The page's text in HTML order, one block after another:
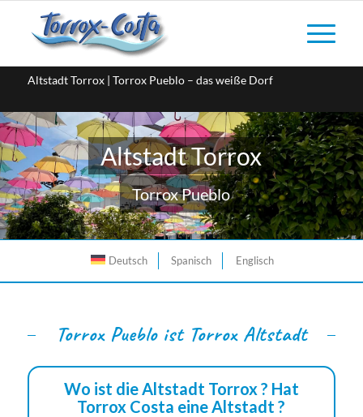
Altstadt Torrox | Torrox Pueblo – das weiße Dorf
Altstadt Torrox
Torrox Pueblo
Deutsch Spanisch Englisch
Torrox Pueblo ist Torrox Altstadt
Wo ist die Altstadt Torrox ? Hat
Torrox Costa eine Altstadt ?